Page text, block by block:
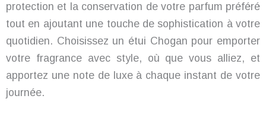
protection et la conservation de votre parfum préféré
tout en ajoutant une touche de sophistication à votre
quotidien. Choisissez un étui Chogan pour emporter
votre fragrance avec style, où que vous alliez, et
apportez une note de luxe à chaque instant de votre
journée.